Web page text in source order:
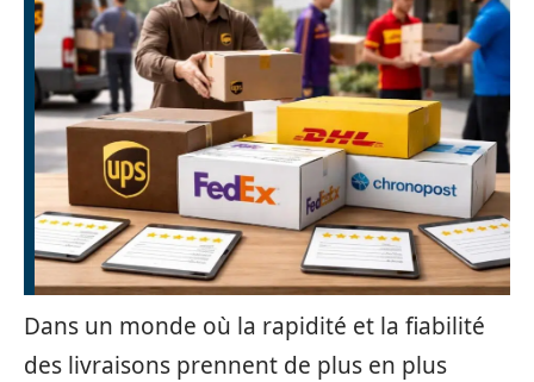
Dans un monde où la rapidité et la fiabilité
des livraisons prennent de plus en plus